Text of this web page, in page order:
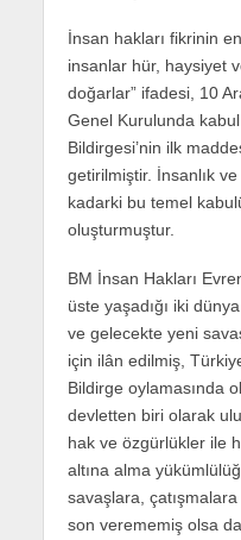
İnsan hakları fikrinin
insanlar hür, haysiyet
doğarlar” ifadesi, 10
Genel Kurulunda
Bildirgesi’nin ilk
getirilmiştir. İnsanlık
kadarki bu temel
oluşturmuştur.
BM İnsan Hakları
üste yaşadığı iki
ve gelecekte yeni
için ilân edilmiş,
Bildirge oylamasında
devletten biri olarak
hak ve özgürlükler ile
altına alma
savaşlara,
son verememiş olsa